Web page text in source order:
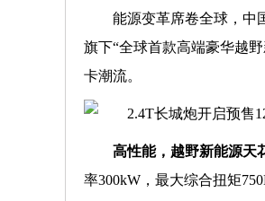
能源变革席卷全球，中
旗下“全球首款高端豪华越
卡潮流。
高性能，越野新能源天
率300kW，最大综合扭矩